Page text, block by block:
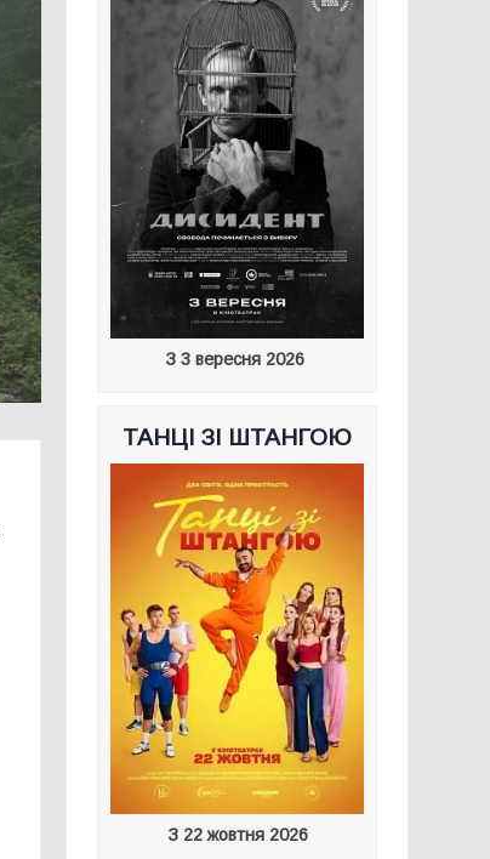
З 3 вересня 2026
ТАНЦІ ЗІ ШТАНГОЮ
З 22 жовтня 2026